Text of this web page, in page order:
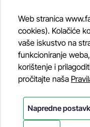
Web stranica
cookies). Kolačiće
vaše iskustvo na
funkcioniranje
korištenje i
pročitajte naša
Napredne